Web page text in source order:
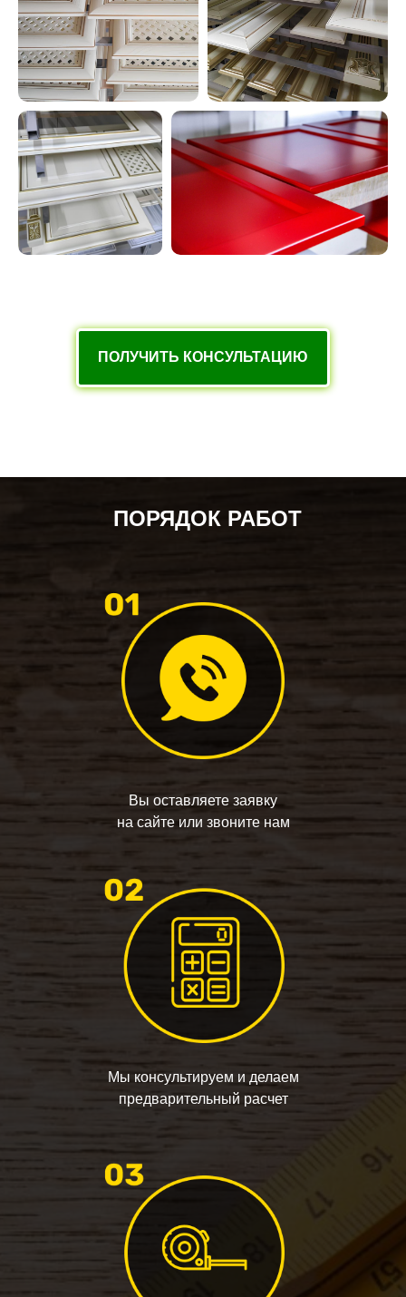
ПОЛУЧИТЬ КОНСУЛЬТАЦИЮ
Вы оставляете заявку
на сайте или звоните нам
Мы консультируем и делаем
предварительный расчет
ПОРЯДОК РАБОТ